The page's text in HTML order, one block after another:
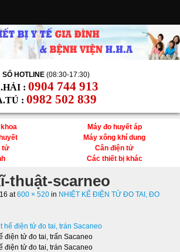
SỐ HOTLINE (08:30-17:30)
: 0904 744 913
: 0982 502 839
Máy đo huyết áp
Máy xông khí dung
tử
Cân điện tử
Các thiết bị khác
thuật-scarneo
at600 × 520 in NHIỆT KẾ ĐIỆN TỬ ĐO TAI, ĐO
điện tử đo tai, trấn Sacaneo
điện tử đo tai, trán Sacaneo